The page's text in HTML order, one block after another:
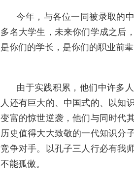
今年，与各位一同被录取的
多名大学生，未来你们学成之后
是你们的学长，是你们的职业前辈
由于实践积累，他们中许多
人还有巨大的、中国式的、以知
变富的惊世逆袭，他们与同时代
历史值得大大致敬的一代知识分
竞争对手。以孔子三人行必有我
不能孤傲。